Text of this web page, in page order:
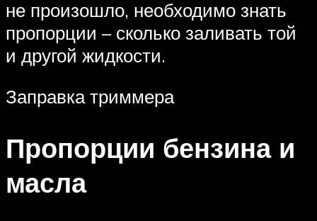
не произошло, необходимо знать
пропорции – сколько заливать той
и другой жидкости.
Заправка триммера
Пропорции бензина и
масла